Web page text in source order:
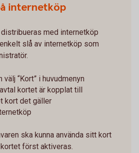
internetköp
med internetköp
slå av internetköp som
välj “Kort” i huvudmenyn
kortet är kopplat till
kort det gäller
ska kunna använda sitt kort
först aktiveras.